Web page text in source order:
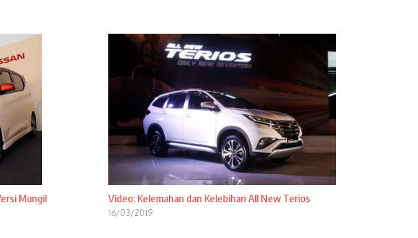
Mungil Video: Kelemahan dan Kelebihan All New Terios
16/03/2019